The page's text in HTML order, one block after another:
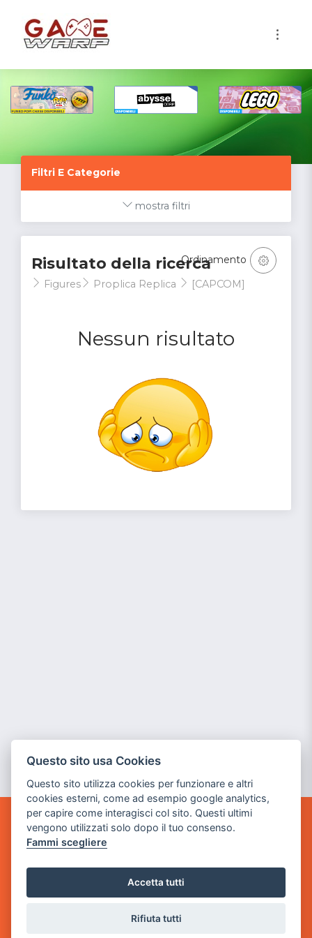
Filtri E Categorie
mostra filtri
Risultato della ricerca
Figures Proplica Replica [CAPCOM]
Nessun risultato
Ordinamento
GAME WARP
BY POWER GAME SRL
via Villaggio dei Platani, 3
Questo sito usa Cookies
Questo sito utilizza cookies per funzionare e altri
cookies esterni, come ad esempio google analytics,
per capire come interagisci col sito. Questi ultimi
vengono utilizzati solo dopo il tuo consenso.
Fammi scegliere
Accetta tutti
Rifiuta tutti